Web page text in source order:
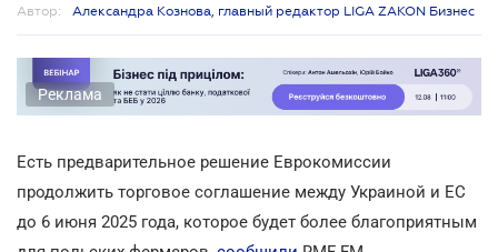
Автор: Александра Кознова, главный редактор LIGA ZAKON Бизнес
Реклама
Есть предварительное решение Еврокомиссии
продолжить торговое соглашение между Украиной и ЕС
до 6 июня 2025 года, которое будет более благоприятным